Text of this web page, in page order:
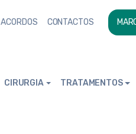
ACORDOS CONTACTOS
CIRURGIA TRATAMENTOS